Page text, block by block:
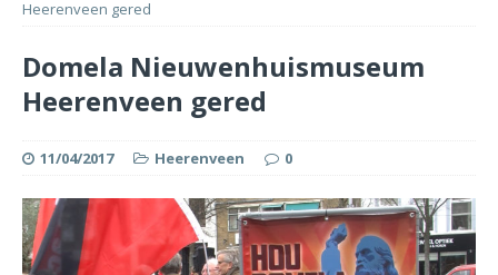
Heerenveen gered
Domela Nieuwenhuismuseum
Heerenveen gered
11/04/2017 Heerenveen 0